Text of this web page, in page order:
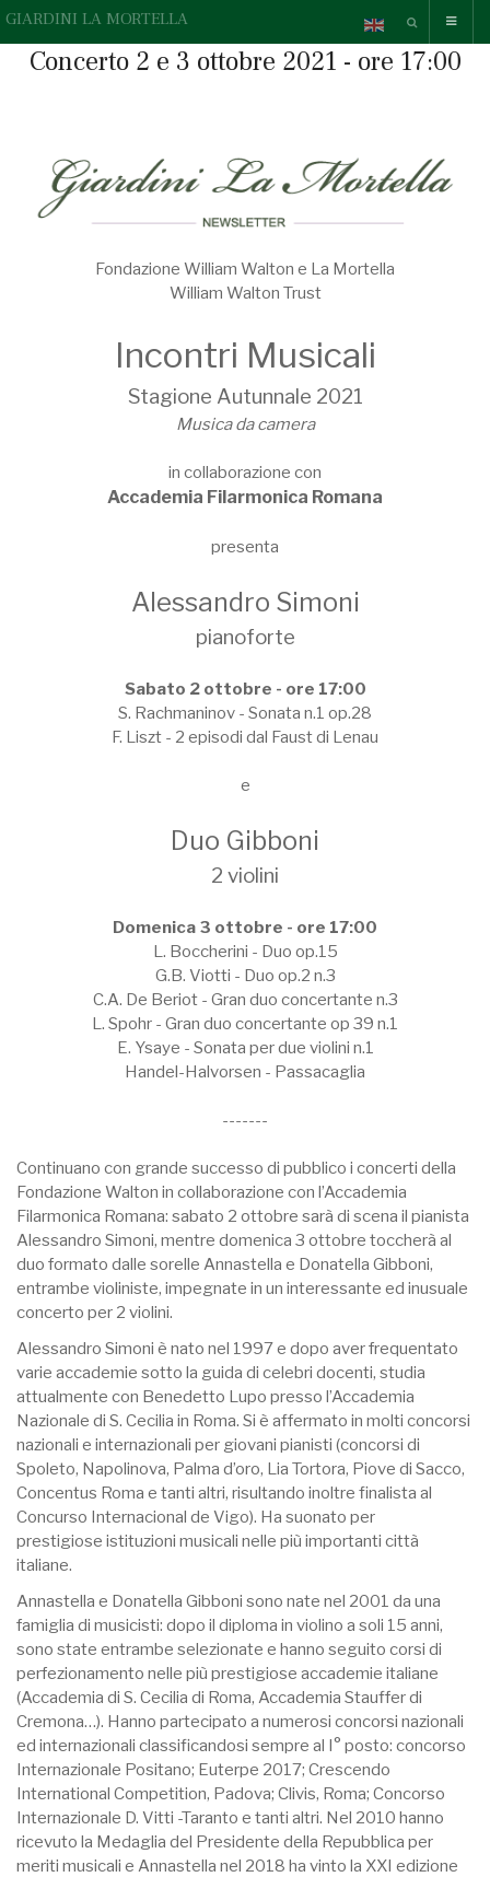
GIARDINI LA MORTELLA
Concerto 2 e 3 ottobre 2021 - ore 17:00
Fondazione William Walton e La Mortella
William Walton Trust
Incontri Musicali
Stagione Autunnale 2021
Musica da camera
in collaborazione con
Accademia Filarmonica Romana
presenta
Alessandro Simoni
pianoforte
Sabato 2 ottobre - ore 17:00
S. Rachmaninov - Sonata n.1 op.28
F. Liszt - 2 episodi dal Faust di Lenau
e
Duo Gibboni
2 violini
Domenica 3 ottobre - ore 17:00
L. Boccherini - Duo op.15
G.B. Viotti - Duo op.2 n.3
C.A. De Beriot - Gran duo concertante n.3
L. Spohr - Gran duo concertante op 39 n.1
E. Ysaye - Sonata per due violini n.1
Handel-Halvorsen - Passacaglia
-------
Continuano con grande successo di pubblico i concerti della
Fondazione Walton in collaborazione con l’Accademia
Filarmonica Romana: sabato 2 ottobre sarà di scena il pianista
Alessandro Simoni, mentre domenica 3 ottobre toccherà al
duo formato dalle sorelle Annastella e Donatella Gibboni,
entrambe violiniste, impegnate in un interessante ed inusuale
concerto per 2 violini.
Alessandro Simoni è nato nel 1997 e dopo aver frequentato
varie accademie sotto la guida di celebri docenti, studia
attualmente con Benedetto Lupo presso l’Accademia
Nazionale di S. Cecilia in Roma. Si è affermato in molti concorsi
nazionali e internazionali per giovani pianisti (concorsi di
Spoleto, Napolinova, Palma d’oro, Lia Tortora, Piove di Sacco,
Concentus Roma e tanti altri, risultando inoltre finalista al
Concurso Internacional de Vigo). Ha suonato per
prestigiose istituzioni musicali nelle più importanti città
italiane.
Annastella e Donatella Gibboni sono nate nel 2001 da una
famiglia di musicisti: dopo il diploma in violino a soli 15 anni,
sono state entrambe selezionate e hanno seguito corsi di
perfezionamento nelle più prestigiose accademie italiane
(Accademia di S. Cecilia di Roma, Accademia Stauffer di
Cremona…). Hanno partecipato a numerosi concorsi nazionali
ed internazionali classificandosi sempre al I° posto: concorso
Internazionale Positano; Euterpe 2017; Crescendo
International Competition, Padova; Clivis, Roma; Concorso
Internazionale D. Vitti -Taranto e tanti altri. Nel 2010 hanno
ricevuto la Medaglia del Presidente della Repubblica per
meriti musicali e Annastella nel 2018 ha vinto la XXI edizione